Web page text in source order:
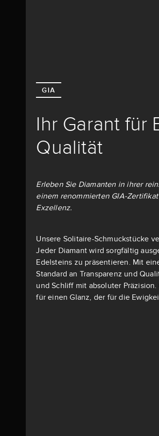
GIA
Ihr Garant für
Qualität
Erleben Sie Diamanten in ihrer
einem renommierten GIA-
Exzellenz.
Unsere Solitaire-Schmuckstücke
Jeder Diamant wird sorgfältig
Edelsteins zu präsentieren. Mit
Standard an Transparenz und
und Schliff mit absoluter
für einen Glanz, der für die